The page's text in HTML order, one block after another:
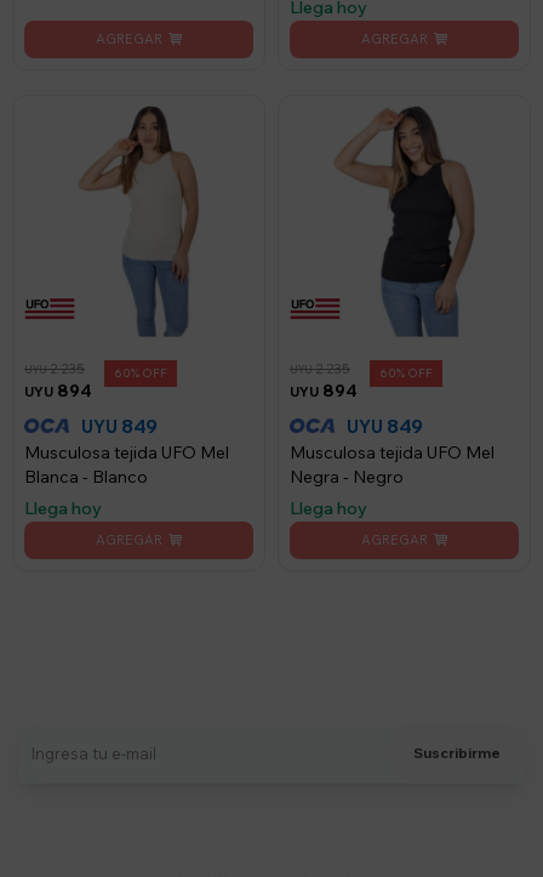
Llega hoy
UYU 894
UYU2.235 60
UYU 849
Musculosa tejida UFO Mel
Blanca - Blanco
Llega hoy
UYU 894
UYU2.235 60
UYU 849
Musculosa tejida UFO Mel
Negra - Negro
Llega hoy
Suscribirme